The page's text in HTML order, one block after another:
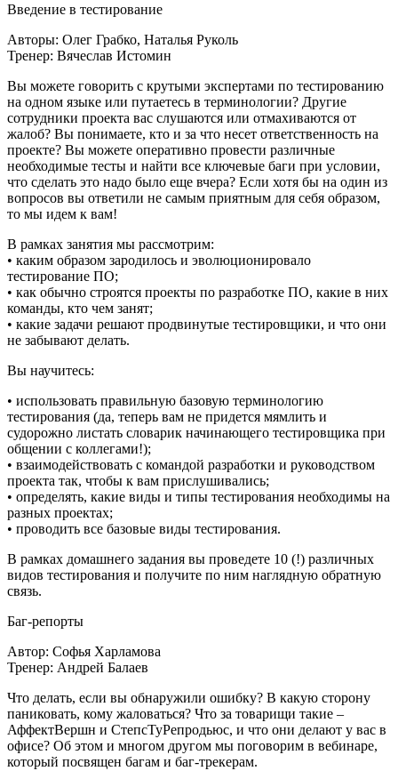
Введение в тестирование
Авторы: Олег Грабко, Наталья Руколь
Тренер: Вячеслав Истомин
Вы можете говорить с крутыми экспертами по тестированию
на одном языке или путаетесь в терминологии? Другие
сотрудники проекта вас слушаются или отмахиваются от
жалоб? Вы понимаете, кто и за что несет ответственность на
проекте? Вы можете оперативно провести различные
необходимые тесты и найти все ключевые баги при условии,
что сделать это надо было еще вчера? Если хотя бы на один из
вопросов вы ответили не самым приятным для себя образом,
то мы идем к вам!
В рамках занятия мы рассмотрим:
• каким образом зародилось и эволюционировало
тестирование ПО;
• как обычно строятся проекты по разработке ПО, какие в них
команды, кто чем занят;
• какие задачи решают продвинутые тестировщики, и что они
не забывают делать.
Вы научитесь:
• использовать правильную базовую терминологию
тестирования (да, теперь вам не придется мямлить и
судорожно листать словарик начинающего тестировщика при
общении с коллегами!);
• взаимодействовать с командой разработки и руководством
проекта так, чтобы к вам прислушивались;
• определять, какие виды и типы тестирования необходимы на
разных проектах;
• проводить все базовые виды тестирования.
В рамках домашнего задания вы проведете 10 (!) различных
видов тестирования и получите по ним наглядную обратную
связь.
Баг-репорты
Автор: Софья Харламова
Тренер: Андрей Балаев
Что делать, если вы обнаружили ошибку? В какую сторону
паниковать, кому жаловаться? Что за товарищи такие –
АффектВершн и СтепсТуРепродьюс, и что они делают у вас в
офисе? Об этом и многом другом мы поговорим в вебинаре,
который посвящен багам и баг-трекерам.